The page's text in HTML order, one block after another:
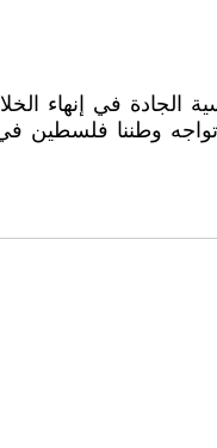
الجادة في إنهاء
تواجه وطننا